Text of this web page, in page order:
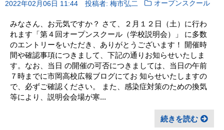
2022年02月06日 11:44 投稿者: 梅市弘二 オープンスクール
みなさん、お元気ですか？ さて、２月１２日（土）に行わ
れます「第４回オープンスクール（学校説明会）」 に多数
のエントリーをいただき、ありがとうございます！ 開催時
間や確認事項につきまして、下記の通りお知らせいたしま
す。なお、当日 の開催の可否につきましては、当日の午前
７時までに市岡高校広報ブログにてお 知らせいたしますの
で、必ずご確認ください。 また、感染症対策のための換気
等により、説明会会場が寒...
続きを読む